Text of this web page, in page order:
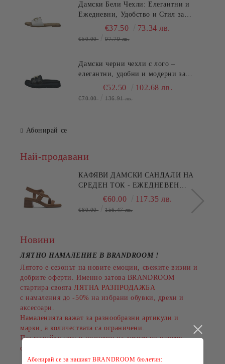
Дамски Бели Чехли: Елегантни и
Ежедневни, Удобство и Стил за
Лятото TT.BAGATT (SKU)AVZ90
€37.50 73.34 лв.
€50.00 97.79 лв.
Дамски черни чехли с лого –
елегантни, удобни и модерни за
всеки повод!TT.BAGATT
€52.50 102.68 лв.
€70.00 136.91 лв.
Абонирай се
Най-продавани
КАФЯВИ ДАМСКИ САНДАЛИ НА
СРЕДЕН ТОК - ЕЖЕДНЕВЕН
КОМФОРТ!!!CLARKS
€60.00 117.35 лв.
€80.00 156.47 лв.
Новини
ЛЯТНО НАМАЛЕНИЕ В BRANDROOM !
Лятото е сезонът на новите емоции, свежите визии и
добрите оферти. Именно затова BRANDROOM
стартира своята ЛЯТНА РАЗПРОДАЖБА
с намаления до -50% на избрани обувки, дрехи и
аксесоари.
Намаленията важат за разнообразни артикули и
марки, а количествата са ограничени.
Пазарувайте сега и подарете на лятото си повече
стил на по-добра цена!
Абонирай се за нашият BRANDROOM бюлетин: